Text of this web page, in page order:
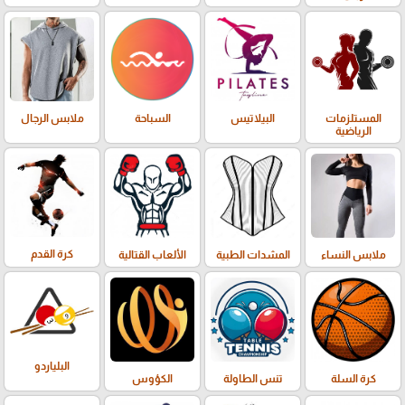
المستلزمات
الرياضية
البيلاتيس السباحة ملابس الرجال
ملابس النساء المشدات الطبية الألعاب القتالية كرة القدم
كرة السلة تنس الطاولة الكؤوس
البلياردو